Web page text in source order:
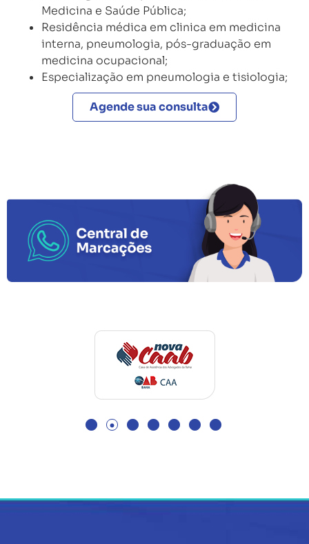
Medicina e Saúde Pública;
Residência médica em clinica em medicina
interna, pneumologia, pós-graduação em
medicina ocupacional;
Especialização em pneumologia e tisiologia;
Agende sua consulta